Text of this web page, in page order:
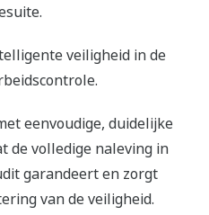
veiligheid in de
eenvoudige, duidelijke
de volledige naleving in
garandeert en zorgt
van de veiligheid.